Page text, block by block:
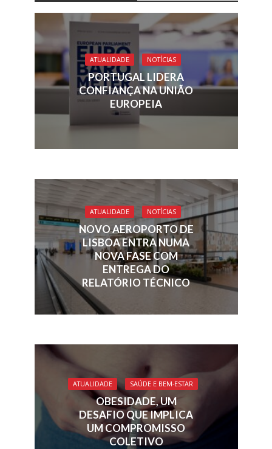
b
o
o
k
e
dI
n
a
d
s
l s
A
p
p
e
ATUALIDADE NOTÍCIAS
PORTUGAL LIDERA
CONFIANÇA NA UNIÃO
EUROPEIA
ATUALIDADE NOTÍCIAS
NOVO AEROPORTO DE
LISBOA ENTRA NUMA
NOVA FASE COM
ENTREGA DO
RELATÓRIO TÉCNICO
ATUALIDADE SAÚDE E BEM-ESTAR
OBESIDADE, UM
DESAFIO QUE IMPLICA
UM COMPROMISSO
COLETIVO